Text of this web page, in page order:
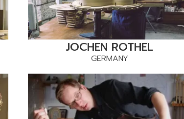
JOCHEN ROTHEL
GERMANY